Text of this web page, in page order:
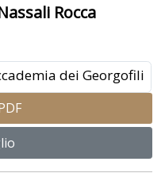
Rocca
dei Georgofili